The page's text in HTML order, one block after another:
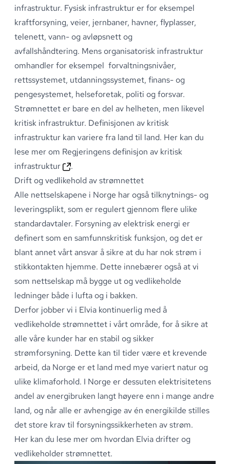
infrastruktur. Fysisk infrastruktur er for eksempel
kraftforsyning, veier, jernbaner, havner, flyplasser,
telenett, vann- og avløpsnett og
avfallshåndtering. Mens organisatorisk infrastruktur
omhandler for eksempel forvaltningsnivåer,
rettssystemet, utdanningssystemet, finans- og
pengesystemet, helseforetak, politi og forsvar.
Strømnettet er bare en del av helheten, men likevel
kritisk infrastruktur. Definisjonen av kritisk
infrastruktur kan variere fra land til land. Her kan du
lese mer om Regjeringens definisjon av kritisk
infrastruktur
.
Drift og vedlikehold av strømnettet
Alle nettselskapene i Norge har også tilknytnings- og
leveringsplikt, som er regulert gjennom flere ulike
standardavtaler. Forsyning av elektrisk energi er
definert som en samfunnskritisk funksjon, og det er
blant annet vårt ansvar å sikre at du har nok strøm i
stikkontakten hjemme. Dette innebærer også at vi
som nettselskap må bygge ut og vedlikeholde
ledninger både i lufta og i bakken.
Derfor jobber vi i Elvia kontinuerlig med å
vedlikeholde strømnettet i vårt område, for å sikre at
alle våre kunder har en stabil og sikker
strømforsyning. Dette kan til tider være et krevende
arbeid, da Norge er et land med mye variert natur og
ulike klimaforhold. I Norge er dessuten elektrisitetens
andel av energibruken langt høyere enn i mange andre
land, og når alle er avhengige av én energikilde stilles
det store krav til forsyningssikkerheten av strøm.
Her kan du lese mer om hvordan Elvia drifter og
vedlikeholder strømnettet.